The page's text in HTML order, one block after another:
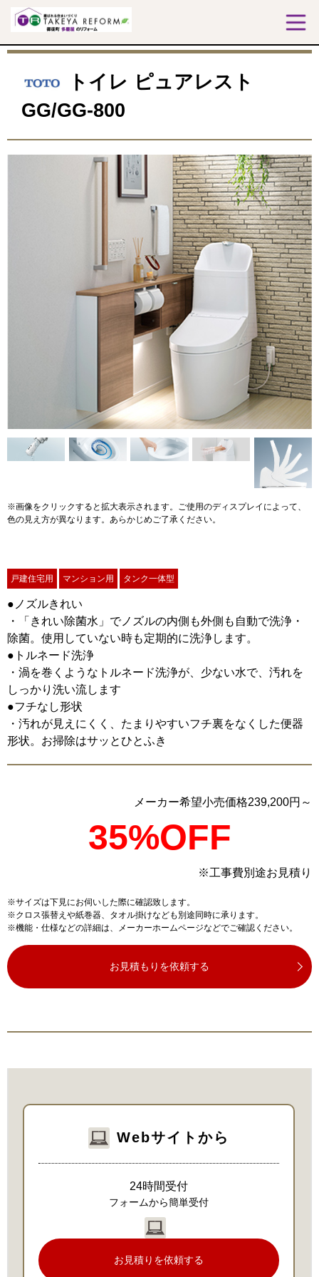
トイレ ピュアレスト
GG/GG-800
※画像をクリックすると拡大表示されます。ご使用のディスプレイによって、
色の見え方が異なります。あらかじめご了承ください。
戸建住宅用 マンション用 タンク一体型
●ノズルきれい
・「きれい除菌水」でノズルの内側も外側も自動で洗浄・
除菌。使用していない時も定期的に洗浄します。
●トルネード洗浄
・渦を巻くようなトルネード洗浄が、少ない水で、汚れを
しっかり洗い流します
●フチなし形状
・汚れが見えにくく、たまりやすいフチ裏をなくした便器
形状。お掃除はサッとひとふき
メーカー希望小売価格239,200円～
35%OFF
※工事費別途お見積り
サイズは下見にお伺いした際に確認致します。
クロス張替えや紙巻器、タオル掛けなども別途同時に承ります。
機能・仕様などの詳細は、メーカーホームページなどでご確認ください。
お見積もりを依頼する
Webサイトから
24時間受付
フォームから簡単受付
お見積りを依頼する